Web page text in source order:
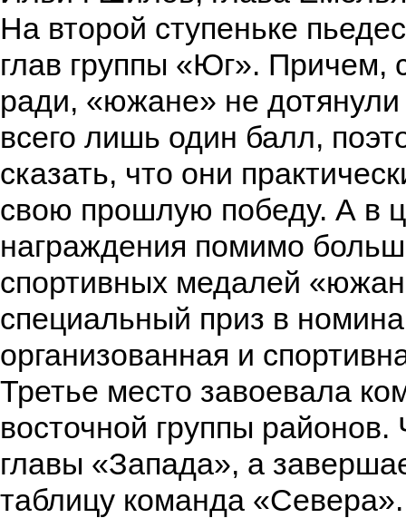
На второй ступеньке
глав группы «Юг». Причем,
ради, «южане» не дотянули
всего лишь один балл,
сказать, что они
свою прошлую победу. А в
награждения помимо
спортивных медалей
специальный приз в
организованная и
Третье место завоевала
восточной группы
главы «Запада», а
таблицу команда «Севера».